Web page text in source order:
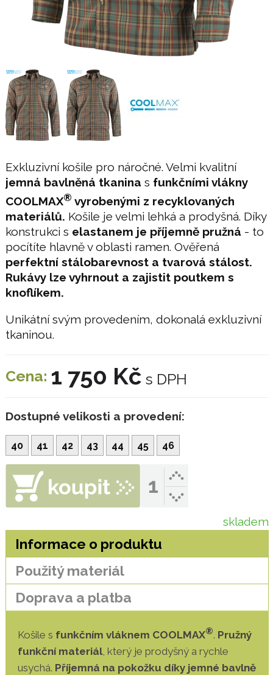
Exkluzivní košile pro náročné. Velmi kvalitní
jemná bavlněná tkanina s funkčními vlákny
COOLMAX® vyrobenými z recyklovaných
materiálů. Košile je velmi lehká a prodyšná. Díky
konstrukci s elastanem je příjemně pružná - to
pocítíte hlavně v oblasti ramen. Ověřená
perfektní stálobarevnost a tvarová stálost.
Rukávy lze vyhrnout a zajistit poutkem s
knoflíkem.
Unikátní svým provedením, dokonalá exkluzivní
tkaninou.
Cena: 1 750 Kč s DPH
Dostupné velikosti a provedení:
40 41 42 43 44 45 46
skladem
Informace o produktu
Použitý materiál
Doprava a platba
Košile s funkčním vláknem COOLMAX®. Pružný
funkční materiál, který je prodyšný a rychle
usychá. Příjemná na pokožku díky jemné bavlně